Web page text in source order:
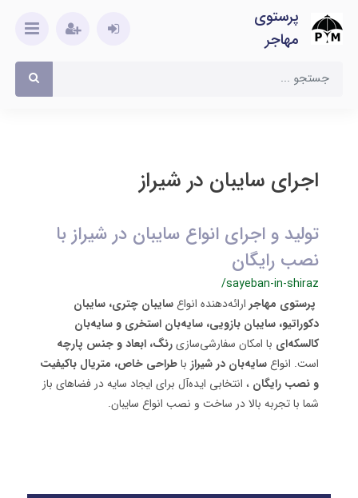
پرستوی
مهاجر
اجرای سایبان در شیراز
تولید و اجرای انواع سایبان در شیراز با
نصب رایگان
/sayeban-in-shiraz
پرستوی مهاجر ارائه‌دهنده انواعسایبان چتری، سایبان
دکوراتیو، سایبان بازویی، سایه‌بان استخری و سایه‌بان
کالسکه‌ای با امکان سفارشی‌سازیرنگ، ابعاد و جنس پارچه
است. انواعسایه‌بان در شیراز باطراحی خاص، متریال باکیفیت
و نصب رایگان ، انتخابی ایده‌آل برای ایجاد سایه در فضاهای باز
شما با تجربه بالا در ساخت و نصب انواع سایبان.